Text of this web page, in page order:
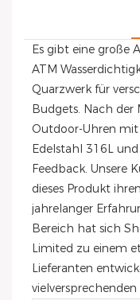
Es gibt eine große
ATM
Quarzwerk für
Budgets. Nach der
Outdoor-Uhren mit
Edelstahl 316L
Feedback. Unsere
dieses Produkt
jahrelanger
Bereich hat sich
Limited zu einem
Lieferanten